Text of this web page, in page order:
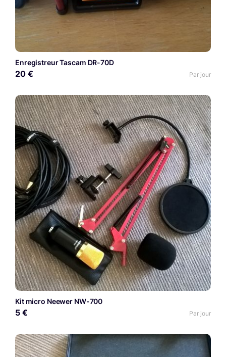
Enregistreur Tascam DR-70D
20 € Par jour
Kit micro Neewer NW-700
5 € Par jour